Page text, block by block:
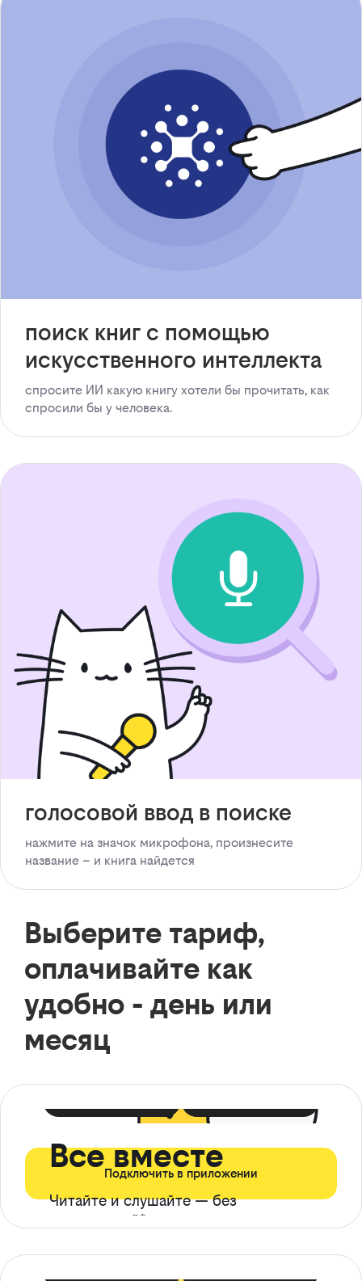
поиск книг с помощью
искусственного интеллекта
спросите ИИ какую книгу хотели бы прочитать, как
спросили бы у человека.
голосовой ввод в поиске
нажмите на значок микрофона, произнесите
название – и книга найдется
Выберите тариф,
оплачивайте как
удобно - день или
месяц
Все вместе
Читайте и слушайте — без
ограничений*
Подключить в приложении